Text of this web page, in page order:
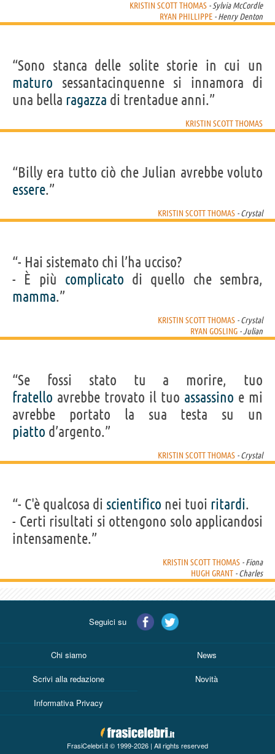
KRISTIN SCOTT THOMAS - Sylvia McCordle
RYAN PHILLIPPE - Henry Denton
“Sono stanca delle solite storie in cui un
maturo sessantacinquenne si innamora di
una bella ragazza di trentadue anni.”
KRISTIN SCOTT THOMAS
“Billy era tutto ciò che Julian avrebbe voluto
essere.”
KRISTIN SCOTT THOMAS - Crystal
“- Hai sistemato chi l’ha ucciso?
- È più complicato di quello che sembra,
mamma.”
KRISTIN SCOTT THOMAS - Crystal
RYAN GOSLING - Julian
“Se fossi stato tu a morire, tuo
fratello avrebbe trovato il tuo assassino e mi
avrebbe portato la sua testa su un
piatto d’argento.”
KRISTIN SCOTT THOMAS - Crystal
“- C'è qualcosa di scientifico nei tuoi ritardi.
- Certi risultati si ottengono solo applicandosi
intensamente.”
KRISTIN SCOTT THOMAS - Fiona
HUGH GRANT - Charles
Seguici su
Chi siamo News
Scrivi alla redazione Novità
Informativa Privacy
FrasiCelebri.it © 1999-2026 | All rights reserved